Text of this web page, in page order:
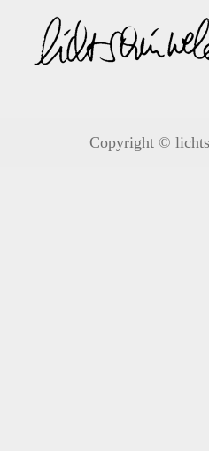
Inhalt
springen
Copyright ©